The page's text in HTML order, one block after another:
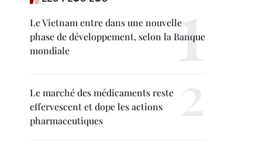
Le Vietnam entre dans une nouvelle
phase de développement, selon la Banque
mondiale
Le marché des médicaments reste
effervescent et dope les actions
pharmaceutiques